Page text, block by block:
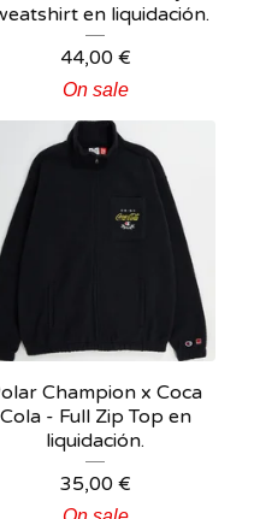
en liquidación.
44,00 €
On sale
Champion x Coca
Cola - Full Zip Top en
liquidación.
35,00 €